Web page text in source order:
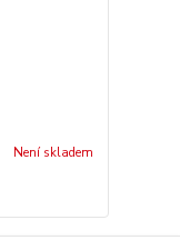
Není skladem